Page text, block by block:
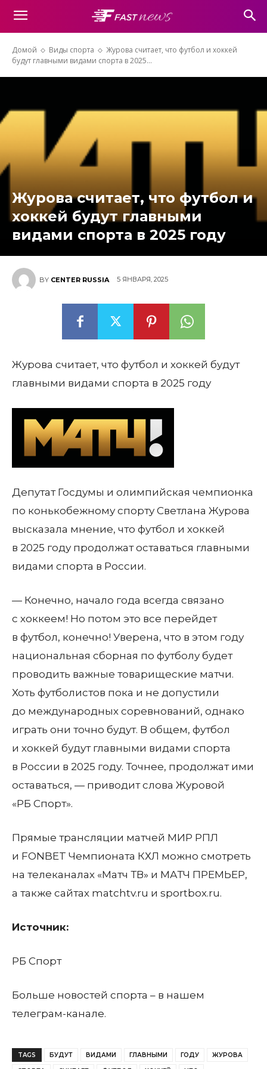
Домой Виды спорта
Журова считает, что футбол и хоккей
будут главными видами спорта в 2025...
Журова считает, что футбол и
хоккей будут главными
видами спорта в 2025 году
BY CENTER RUSSIA 5 ЯНВАРЯ, 2025
Журова считает, что футбол и хоккей будут
главными видами спорта в 2025 году
Депутат Госдумы и олимпийская чемпионка
по конькобежному спорту Светлана Журова
высказала мнение, что футбол и хоккей
в 2025 году продолжат оставаться главными
видами спорта в России.
— Конечно, начало года всегда связано
с хоккеем! Но потом это все перейдет
в футбол, конечно! Уверена, что в этом году
национальная сборная по футболу будет
проводить важные товарищеские матчи.
Хоть футболистов пока и не допустили
до международных соревнований, однако
играть они точно будут. В общем, футбол
и хоккей будут главными видами спорта
в России в 2025 году. Точнее, продолжат ими
оставаться, — приводит слова Журовой
«РБ Спорт».
Прямые трансляции матчей МИР РПЛ
и FONBET Чемпионата КХЛ можно смотреть
на телеканалах «Матч ТВ» и МАТЧ ПРЕМЬЕР,
а также сайтах matchtv.ru и sportbox.ru.
Источник:
РБ Спорт
Больше новостей спорта – в нашем
телеграм-канале.
TAGS БУДУТ ВИДАМИ ГЛАВНЫМИ ГОДУ ЖУРОВА